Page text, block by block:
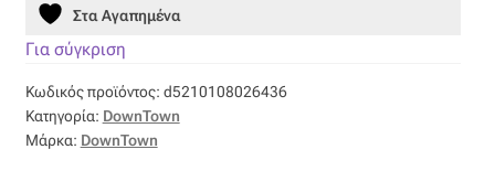
Κρεπ
Λινό
Στα Αγαπημένα
Για σύγκριση
Κωδικός προϊόντος: d5210108026436
Κατηγορία: DownTown
Μάρκα: DownTown